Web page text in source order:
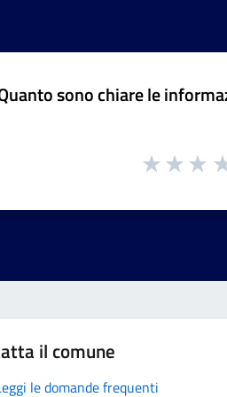
sono chiare le
il comune
le domande frequenti